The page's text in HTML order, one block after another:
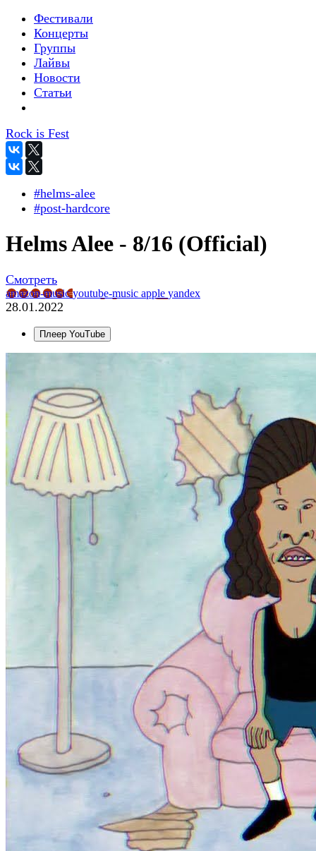
Фестивали
Концерты
Группы
Лайвы
Новости
Статьи
Rock is Fest
#helms-alee
#post-hardcore
Helms Alee - 8/16 (Official)
Смотреть
amazon-musicyoutube-music apple yandex
28.01.2022
Плеер YouTube